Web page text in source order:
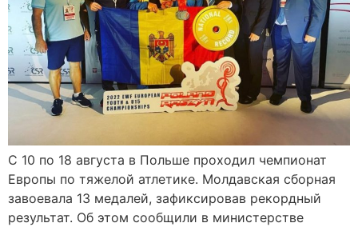
С 10 по 18 августа в Польше проходил чемпионат
Европы по тяжелой атлетике. Молдавская сборная
завоевала 13 медалей, зафиксировав рекордный
результат. Об этом сообщили в министерстве